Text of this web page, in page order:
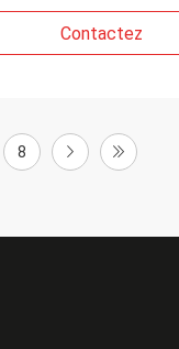
Contactez
8